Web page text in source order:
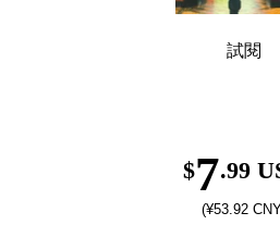
試閱
$7.99
(¥53.92